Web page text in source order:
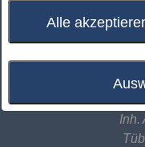
Alle
Das neue
Inh.